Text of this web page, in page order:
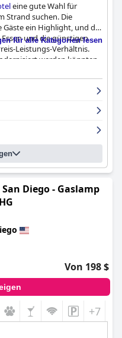
eine gute Wahl für
Strand suchen. Die
ein Highlight, und die
und die günstigen
Leistungs-Verhältnis.
werden könnten,
genossen. Allerdings
für ein
für alle Kategorien lesen
Diego - Gaslamp
Von 198 $
+7